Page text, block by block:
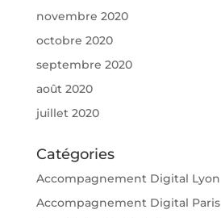
novembre 2020
octobre 2020
septembre 2020
août 2020
juillet 2020
Catégories
Accompagnement Digital Lyon
Accompagnement Digital Paris